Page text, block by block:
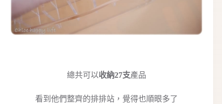
總共可以收納27支產品
看到他們整齊的排排站，覺得也順眼多了